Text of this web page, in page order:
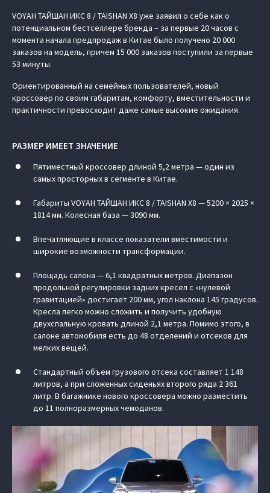
VOYAH ТАЙШАН ИКС 8 / TAISHAN X8 уже заявил о себе как о
потенциальном бестселлере бренда – за первые 20 часов с
момента начала предпродаж в Китае было получено 20 000
заказов на модель, причем 15 000 заказов поступили за первые
53 минуты.
Ориентированный на семейных пользователей, новый
кроссовер по своим габаритам, комфорту, вместительности и
практичности превосходит даже самые высокие ожидания.
РАЗМЕР ИМЕЕТ ЗНАЧЕНИЕ
Пятиместный кроссовер длиной 5,2 метра — один из
самых просторных в сегменте в Китае.
Габариты VOYAH ТАЙШАН ИКС 8 / TAISHAN X8 — 5200 × 2025 ×
1814 мм. Колесная база — 3090 мм.
Впечатляющие в классе показатели вместимости и
широкие возможности трансформации.
Площадь салона — 6,1 квадратных метров. Диапазон
продольной регулировки задних кресел с «нулевой
гравитацией» достигает 200 мм, угол наклона 145 градусов.
Кресла легко можно сложить и получить удобную
двухспальную кровать длиной 2,1 метра. Помимо этого, в
салоне автомобиля есть до 48 отделений и отсеков для
мелких вещей.
Стандартный объем грузового отсека составляет 1 148
литров, а при сложенных сиденьях второго ряда 2 361
литр. В багажнике нового кроссовера можно разместить
до 11 полноразмерных чемоданов.